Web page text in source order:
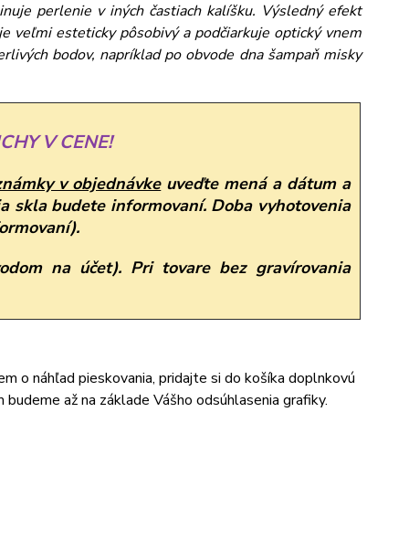
perlenie v iných častiach kalíšku. Výsledný efekt
veľmi esteticky pôsobivý a podčiarkuje optický vnem
bodov, napríklad po obvode dna šampaň misky
V CENE!
v objednávkeuveďte mená a dátum a
skla budete informovaní. Doba vyhotovenia
na účet). Pri tovare bez gravírovania
o náhľad pieskovania, pridajte si do košíka doplnkovú
až na základe Vášho odsúhlasenia grafiky.